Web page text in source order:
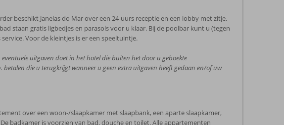
beschikt Janelas do Mar over een 24-uurs receptie en een lobby met zitje.
staan gratis ligbedjes en parasols voor u klaar. Bij de poolbar kunt u (tegen
Voor de kleintjes is er een speeltuintje.
uitgaven doet in het hotel die buiten het door u geboekte
die u terugkrijgt wanneer u geen extra uitgaven heeft gedaan en/of uw
over een woon-/slaapkamer met slaapbank, een aparte slaapkamer,
badkamer is voorzien van bad, douche en toilet. Alle appartementen